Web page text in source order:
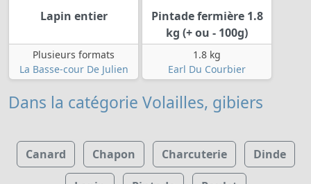
Lapin entier
Plusieurs formats
La Basse-cour De Julien
Pintade fermière 1.8
kg (+ ou - 100g)
1.8 kg
Earl Du Courbier
Dans la catégorie Volailles, gibiers
Canard Chapon Charcuterie Dinde